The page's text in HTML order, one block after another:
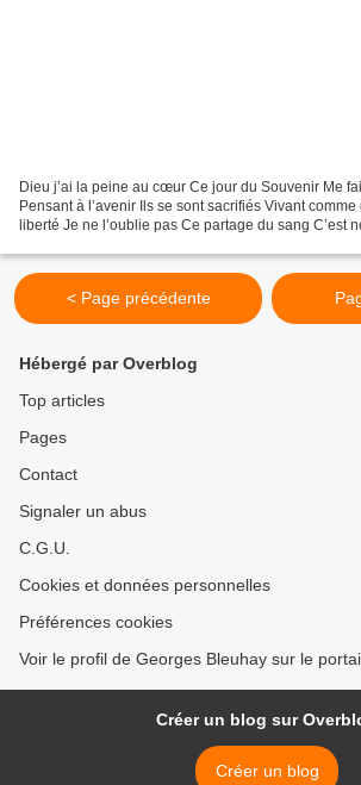
Dieu j’ai la peine au cœur Ce jour du Souvenir Me
Pensant à l’avenir Ils se sont sacrifiés Vivant
liberté Je ne l’oublie pas Ce partage du sang C’est
< Page précédente
Hébergé par Overblog
Top articles
Pages
Contact
Signaler un abus
C.G.U.
Cookies et données personnelles
Préférences cookies
Voir le profil de Georges Bleuhay sur le
Créer un blog sur
Créer un blog